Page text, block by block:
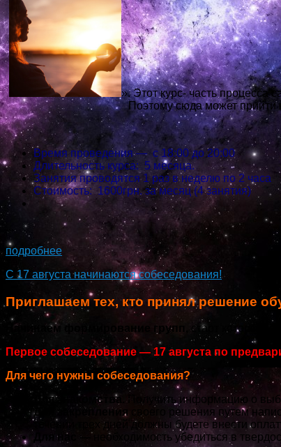
». Этот курс- часть процесса
Поэтому сюда может прийти
Время проведения — с 18:00 до 20:00
Длительность курса: 5 месяца.
Занятия проводятся 1 раз в неделю по 2 часа
Стоимость: 1600грн. за месяц (4 занятия)
подробнее
С 17 августа начинаются собеседования!
Приглашаем тех, кто принял решение
Начинаем формирование групп,
старт которых,
Первое собеседование — 17 августа по
Для чего нужны собеседования?
Для знакомства.
Получить информацию о
Для закрепления
своего решения путем
течении трех дней должны будете внести
Для нас — необходимость убедиться в